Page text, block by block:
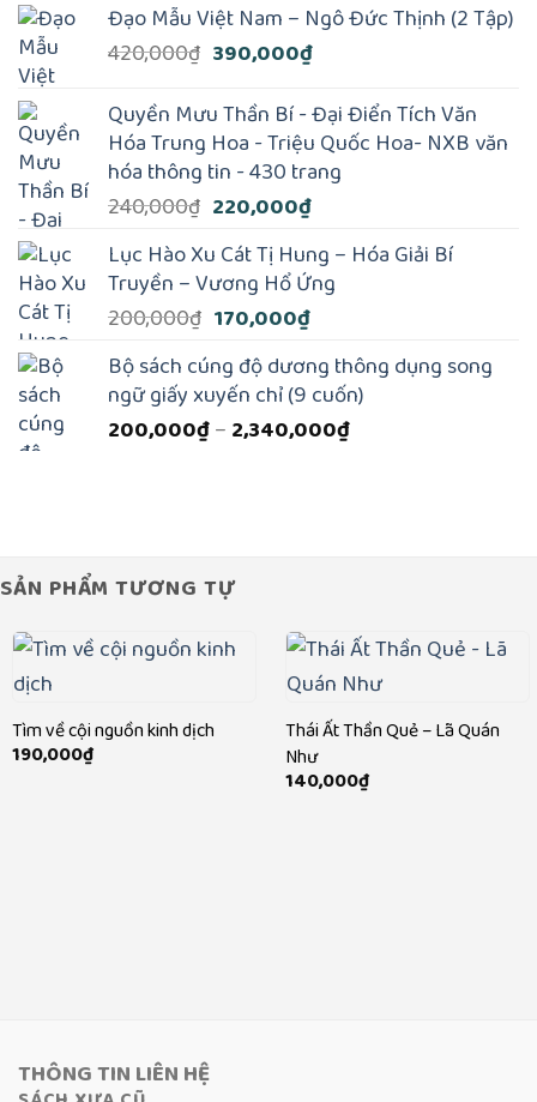
là:
180,000₫.
tại
là:
Đạo Mẫu Việt Nam – Ngô Đức Thịnh (2 Tập)
420,000₫ Giá
là:
420,000₫.
390,000₫Giá
tại
là:
390,000₫.
Quyền Mưu Thần Bí - Đại Điển Tích Văn
Hóa Trung Hoa - Triệu Quốc Hoa- NXB văn
hóa thông tin - 430 trang
240,000₫ Giá
là:
240,000₫.
220,000₫Giá
tại
là:
220,000₫.
Lục Hào Xu Cát Tị Hung – Hóa Giải Bí
Truyền – Vương Hổ Ứng
200,000₫ Giá
là:
200,000₫.
170,000₫Giá
tại
là:
170,000₫.
Bộ sách cúng độ dương thông dụng song
ngữ giấy xuyến chỉ (9 cuốn)
200,000₫– 2,340,000₫Khoảng
SẢN PHẨM TƯƠNG TỰ
Tìm về cội nguồn kinh dịch
190,000₫
Thái Ất Thần Quẻ – Lã Quán
Như
140,000₫
THÔNG TIN LIÊN HỆ